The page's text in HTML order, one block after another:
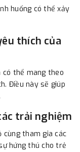
huống có thể xảy
thích của
có thể mang theo
Điều này sẽ giúp
trải nghiệm
cùng tham gia các
hứng thú cho trẻ